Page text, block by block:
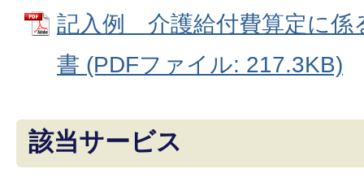
記入例 介護給付費算定に係
書 (PDFファイル: 217.3KB)
該当サービス